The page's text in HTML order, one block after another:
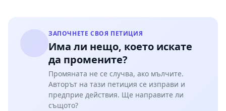
независимост и национална сигурност.
Докато ЕС търси къде да инвестира 1,2 трилиона
евро за мрежова стабилност, България вече има
готовото решение. Нашите политици само
трябва да поискат тези средства, мотивирайки се
с железните аргументи на нашето
ЗАПОЧНЕТЕ СВОЯ ПЕТИЦИЯ
Има ли нещо, което искате
да промените?
Промяната не се случва, ако мълчите.
Авторът на тази петиция се изправи и
предприе действия. Ще направите ли
същото?